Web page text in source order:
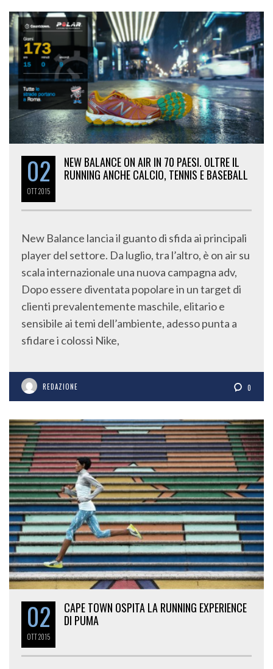
02
OTT2015
NEW BALANCE ON AIR IN 70 PAESI. OLTRE IL
RUNNING ANCHE CALCIO, TENNIS E BASEBALL
New Balance lancia il guanto di sfida ai principali
player del settore. Da luglio, tra l’altro, è on air su
scala internazionale una nuova campagna adv,
Dopo essere diventata popolare in un target di
clienti prevalentemente maschile, elitario e
sensibile ai temi dell’ambiente, adesso punta a
sfidare i colossi Nike,
REDAZIONE 0
02
OTT2015
CAPE TOWN OSPITA LA RUNNING EXPERIENCE
DI PUMA